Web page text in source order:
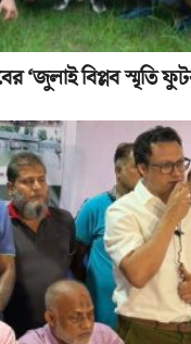
‘জুলাই বিপ্লব স্মৃতি